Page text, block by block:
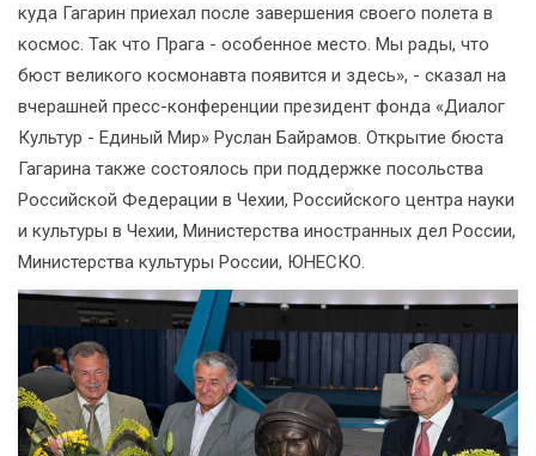
куда Гагарин приехал после завершения своего полета в
космос. Так что Прага - особенное место. Мы рады, что
бюст великого космонавта появится и здесь», - сказал на
вчерашней пресс-конференции президент фонда «Диалог
Культур - Единый Мир» Руслан Байрамов. Открытие бюста
Гагарина также состоялось при поддержке посольства
Российской Федерации в Чехии, Российского центра науки
и культуры в Чехии, Министерства иностранных дел России,
Министерства культуры России, ЮНЕСКО.